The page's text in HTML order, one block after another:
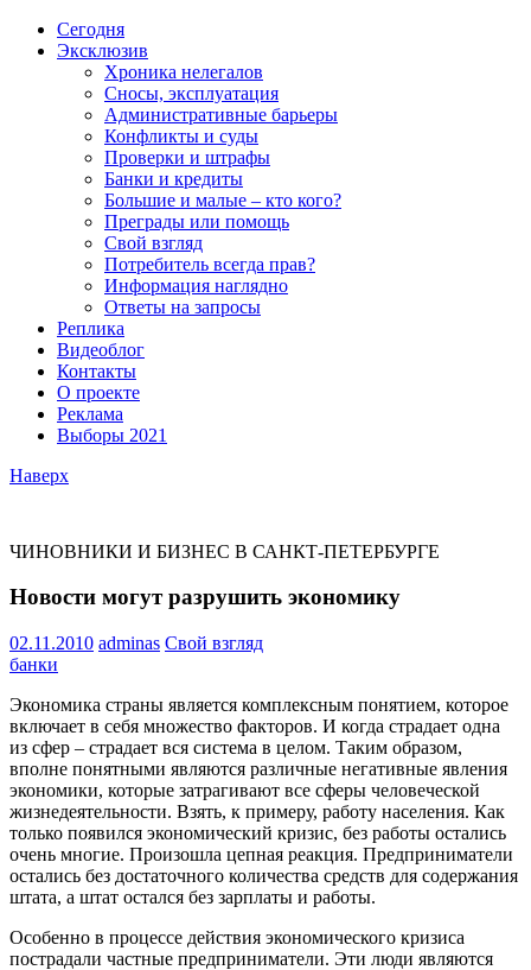
Сегодня
Эксклюзив
Хроника нелегалов
Сносы, эксплуатация
Административные барьеры
Конфликты и суды
Проверки и штрафы
Банки и кредиты
Большие и малые – кто кого?
Преграды или помощь
Свой взгляд
Потребитель всегда прав?
Информация наглядно
Ответы на запросы
Реплика
Видеоблог
Контакты
О проекте
Реклама
Выборы 2021
Наверх
ЧИНОВНИКИ И БИЗНЕС В САНКТ-ПЕТЕРБУРГЕ
Новости могут разрушить экономику
02.11.2010 adminas Свой взгляд
банки
Экономика страны является комплексным понятием, которое
включает в себя множество факторов. И когда страдает одна
из сфер – страдает вся система в целом. Таким образом,
вполне понятными являются различные негативные явления
экономики, которые затрагивают все сферы человеческой
жизнедеятельности. Взять, к примеру, работу населения. Как
только появился экономический кризис, без работы остались
очень многие. Произошла цепная реакция. Предприниматели
остались без достаточного количества средств для содержания
штата, а штат остался без зарплаты и работы.
Особенно в процессе действия экономического кризиса
пострадали частные предприниматели. Эти люди являются